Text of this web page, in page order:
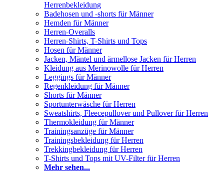
Herrenbekleidung
Badehosen und -shorts für Männer
Hemden für Männer
Herren-Overalls
Herren-Shirts, T-Shirts und Tops
Hosen für Männer
Jacken, Mäntel und ärmellose Jacken für Herren
Kleidung aus Merinowolle für Herren
Leggings für Männer
Regenkleidung für Männer
Shorts für Männer
Sportunterwäsche für Herren
Sweatshirts, Fleecepullover und Pullover für Herren
Thermokleidung für Männer
Trainingsanzüge für Männer
Trainingsbekleidung für Herren
Trekkingbekleidung für Herren
T-Shirts und Tops mit UV-Filter für Herren
Mehr sehen...